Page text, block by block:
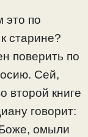
это по
старине?
поверить по
Сей,
второй книге
говорит:
омыли